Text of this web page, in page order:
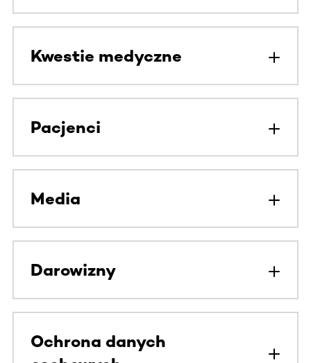
Kwestie medyczne
Pacjenci
Media
Darowizny
Ochrona danych